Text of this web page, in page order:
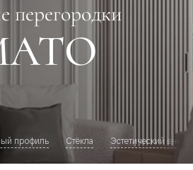
профиль Стёкла Эстетический